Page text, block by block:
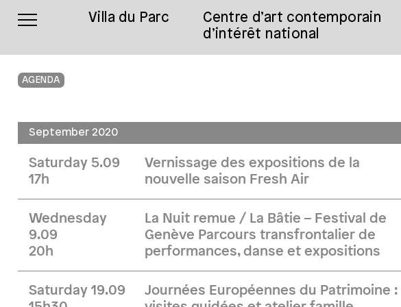
Villa du Parc
Centre d’art contemporain
d’intérêt national
AGENDA
September 2020
Saturday 5.09
17h
Vernissage des expositions de la
nouvelle saison Fresh Air
Wednesday
9.09
20h
La Nuit remue / La Bâtie – Festival de
Genève Parcours transfrontalier de
performances, danse et expositions
Saturday 19.09
Journées Européennes du Patrimoine :